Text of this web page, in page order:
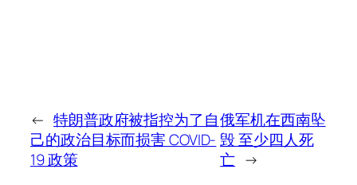
← 特朗普政府被指控为了自
己的政治目标而损害 COVID-
19 政策
俄军机在西南坠
毁 至少四人死
亡 →